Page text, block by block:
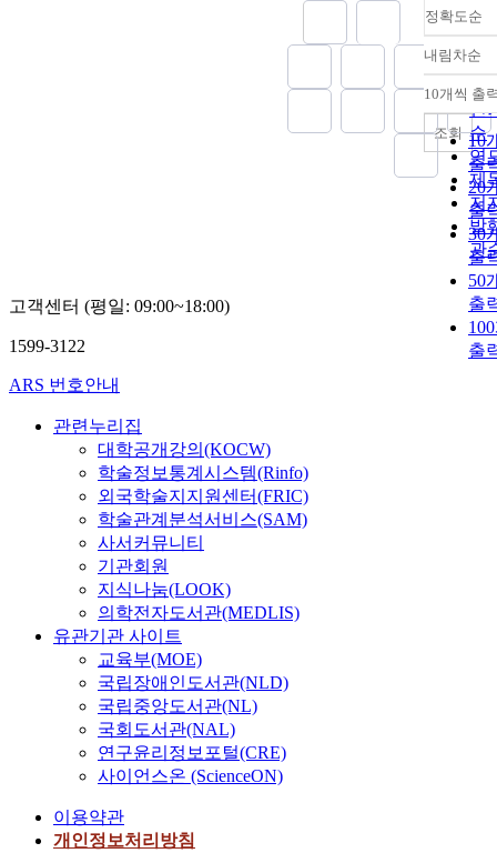
정확도순
정
순
인
순
연
제
저
발
관
내림차순
내
10개씩 출
10
출
20
출
30
출
50
출
출
조회
고객센터 (평일: 09:00~18:00)
1599-3122
ARS 번호안내
관련누리집
대학공개강의(KOCW)
학술정보통계시스템(Rinfo)
외국학술지지원센터(FRIC)
학술관계분석서비스(SAM)
사서커뮤니티
기관회원
지식나눔(LOOK)
의학전자도서관(MEDLIS)
유관기관 사이트
교육부(MOE)
국립장애인도서관(NLD)
국립중앙도서관(NL)
국회도서관(NAL)
연구윤리정보포털(CRE)
사이언스온 (ScienceON)
이용약관
개인정보처리방침